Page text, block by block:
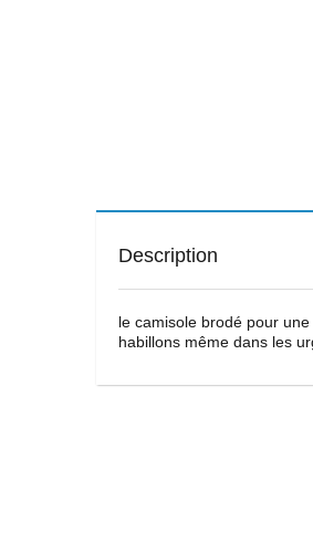
Description
le camisole brodé pour
habillons même dans les